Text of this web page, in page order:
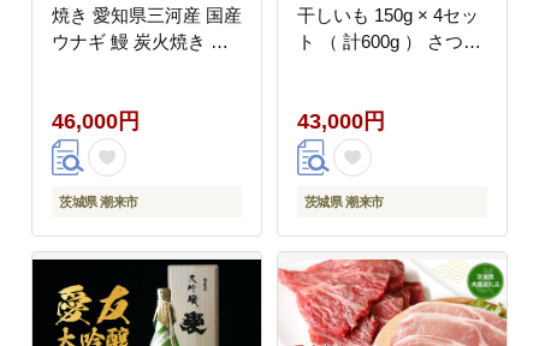
焼き 愛知県三河産 国産
ウナギ 鰻 炭火焼き し
ギフト 冷蔵配送 茨城県
潮来市 (A07-003)
46,000円
茨城県 潮来市
干しいも 150g × 4セッ
ト （ 計600g ） さつま
やさい デザート スイー
ツ おやつ ギフト 贈答
プレゼント
43,000円
茨城県 潮来市